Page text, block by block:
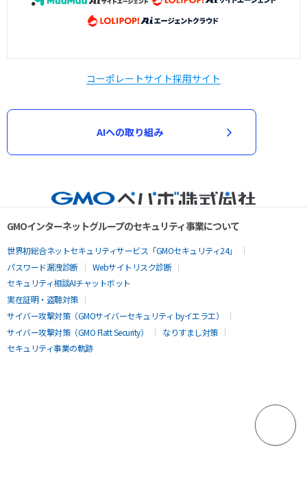
コーポレートサイト採用サイト
AIへの取り組み
GMOインターネットグループのセキュリティ事業について
世界初総合ネットセキュリティサービス「GMOセキュリティ24」
パスワード漏洩診断
Webサイトリスク診断
セキュリティ相談AIチャットボット
実在証明・盗聴対策
サイバー攻撃対策（GMOサイバーセキュリティ byイエラエ）
サイバー攻撃対策（GMO Flatt Security）
なりすまし対策
セキュリティ事業の軌跡